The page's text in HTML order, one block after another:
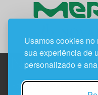
Usamos cookies
sua experiência de
personalizado e
Edif. Lisboa Oriente | Av.